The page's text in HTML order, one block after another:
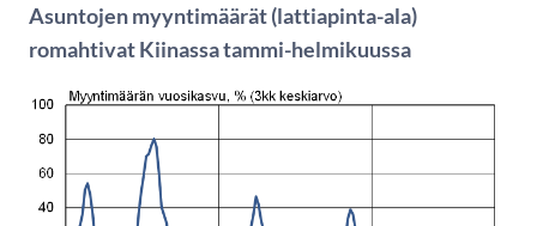
Asuntojen myyntimäärät (lattiapinta-ala)
romahtivat Kiinassa tammi-helmikuussa